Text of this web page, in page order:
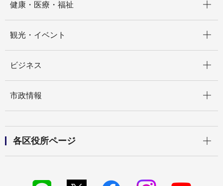
健康・医療・福祉
観光・イベント
ビジネス
市政情報
各区役所ページ